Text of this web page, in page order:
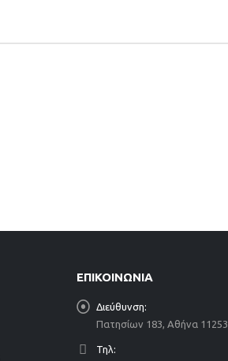
ΕΠΙΚΟΙΝΩΝΙΑ
Διεύθυνση:
Πατησίων 183, Αθήνα 11253
Τηλ: